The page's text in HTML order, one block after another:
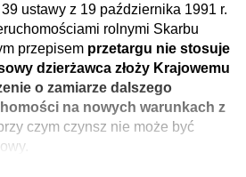
ustawy z 19 października 1991 r.
rolnymi Skarbu
przepisem przetargu nie stosuje
dzierżawca złoży Krajowemu
o zamiarze dalszego
na nowych warunkach z
czym czynsz nie może być